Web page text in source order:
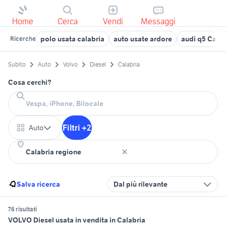
Home Cerca Vendi Messaggi
Ricerche polo usata calabria auto usate ardore audi q5
Subito Auto Volvo Diesel Calabria
Cosa cerchi?
Auto Filtri +2
Salva ricerca Dal più rilevante
76 risultati
VOLVO Diesel usata in vendita in Calabria